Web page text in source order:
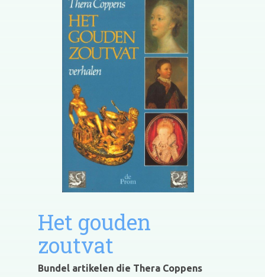
Het gouden
zoutvat
Bundel artikelen die Thera Coppens